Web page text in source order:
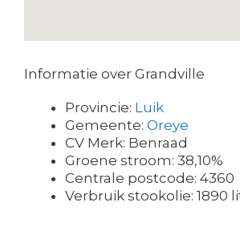
Informatie over Grandville
Provincie: Luik
Gemeente: Oreye
CV Merk: Benraad
Groene stroom: 38,10%
Centrale postcode: 4360
Verbruik stookolie: 1890